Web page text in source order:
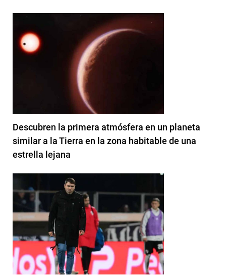
Descubren la primera atmósfera en un planeta
similar a la Tierra en la zona habitable de una
estrella lejana